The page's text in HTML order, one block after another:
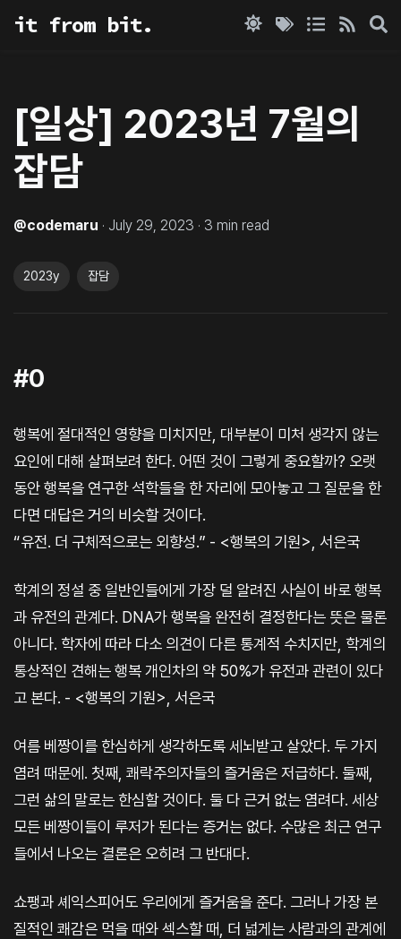
it from bit.
[일상] 2023년 7월의
잡담
@codemaru · July 29, 2023 · 3 min read
2023y 잡담
#0
행복에 절대적인 영향을 미치지만, 대부분이 미처 생각지 않는
요인에 대해 살펴보려 한다. 어떤 것이 그렇게 중요할까? 오랫
동안 행복을 연구한 석학들을 한 자리에 모아놓고 그 질문을 한
다면 대답은 거의 비슷할 것이다.
“유전. 더 구체적으로는 외향성.” - <행복의 기원>, 서은국
학계의 정설 중 일반인들에게 가장 덜 알려진 사실이 바로 행복
과 유전의 관계다. DNA가 행복을 완전히 결정한다는 뜻은 물론
아니다. 학자에 따라 다소 의견이 다른 통계적 수치지만, 학계의
통상적인 견해는 행복 개인차의 약 50%가 유전과 관련이 있다
고 본다. - <행복의 기원>, 서은국
여름 베짱이를 한심하게 생각하도록 세뇌받고 살았다. 두 가지
염려 때문에. 첫째, 쾌락주의자들의 즐거움은 저급하다. 둘째,
그런 삶의 말로는 한심할 것이다. 둘 다 근거 없는 염려다. 세상
모든 베짱이들이 루저가 된다는 증거는 없다. 수많은 최근 연구
들에서 나오는 결론은 오히려 그 반대다.
쇼팽과 셰익스피어도 우리에게 즐거움을 준다. 그러나 가장 본
질적인 쾌감은 먹을 때와 섹스할 때, 더 넓게는 사람과의 관계에